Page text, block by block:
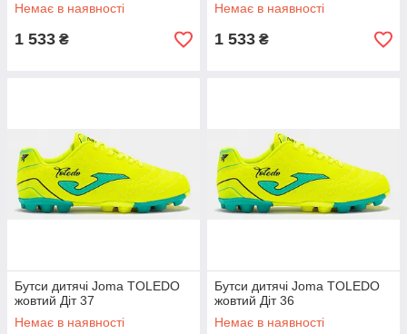
Немає в наявності
1 533 ₴
Немає в наявності
1 533 ₴
Бутси дитячі Joma TOLEDO
жовтий Діт 37
Немає в наявності
Бутси дитячі Joma TOLEDO
жовтий Діт 36
Немає в наявності